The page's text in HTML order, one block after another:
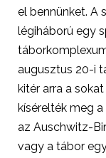
el bennünket. A
légiháború egy
augusztus 20-i
kitér arra a
kísérelték meg
az Auschwitz-
vagy a tábor